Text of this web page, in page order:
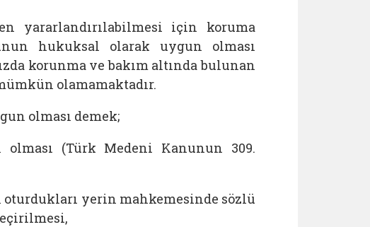
yararlandırılabilmesi için koruma
hukuksal olarak uygun olması
korunma ve bakım altında bulunan
olamamaktadır.
olması demek;
olması (Türk Medeni Kanunun 309.
oturdukları yerin mahkemesinde sözlü